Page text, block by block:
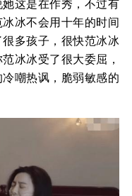
冰不会用十年的时间
多孩子，很快范冰冰
冰冰受了很大委屈，
嘲热讽，脆弱敏感的